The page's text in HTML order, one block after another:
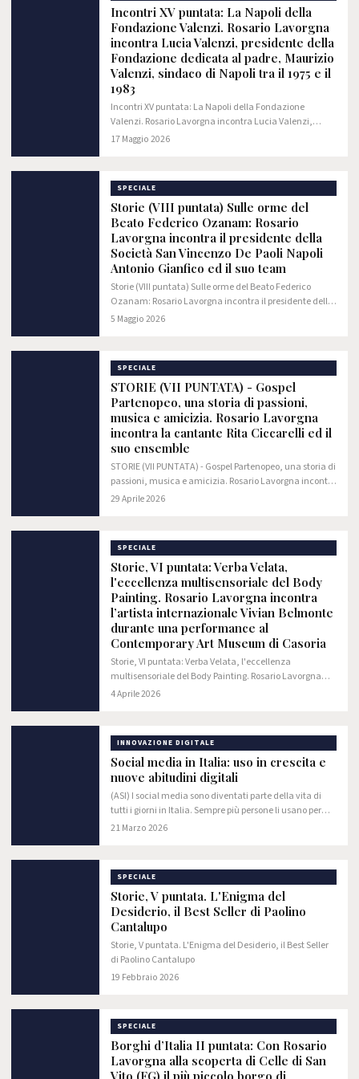
Incontri XV puntata: La Napoli della
Fondazione Valenzi. Rosario Lavorgna
incontra Lucia Valenzi, presidente della
Fondazione dedicata al padre, Maurizio
Valenzi, sindaco di Napoli tra il 1975 e il
1983
Incontri XV puntata: La Napoli della Fondazione
Valenzi. Rosario Lavorgna incontra Lucia Valenzi,
presidente della Fondazione dedicata al padre,
17 Maggio 2026
SPECIALE
Storie (VIII puntata) Sulle orme del
Beato Federico Ozanam: Rosario
Lavorgna incontra il presidente della
Società San Vincenzo De Paoli Napoli
Antonio Gianfico ed il suo team
Storie (VIII puntata) Sulle orme del Beato Federico
Ozanam: Rosario Lavorgna incontra il presidente della
Società San Vincenzo De Paoli Napoli Antonio Gianfico
5 Maggio 2026
SPECIALE
STORIE (VII PUNTATA) - Gospel
Partenopeo, una storia di passioni,
musica e amicizia. Rosario Lavorgna
incontra la cantante Rita Ciccarelli ed il
suo ensemble
STORIE (VII PUNTATA) - Gospel Partenopeo, una storia di
passioni, musica e amicizia. Rosario Lavorgna incontra
la cantante Rita Ciccarelli ed il suo ensemble
29 Aprile 2026
SPECIALE
Storie, VI puntata: Verba Velata,
l'eccellenza multisensoriale del Body
Painting. Rosario Lavorgna incontra
l’artista internazionale Vivian Belmonte
durante una performance al
Contemporary Art Museum di Casoria
Storie, VI puntata: Verba Velata, l'eccellenza
multisensoriale del Body Painting. Rosario Lavorgna
incontra l’artista internazionale Vivian Belmonte
4 Aprile 2026
INNOVAZIONE DIGITALE
Social media in Italia: uso in crescita e
nuove abitudini digitali
(ASI) I social media sono diventati parte della vita di
tutti i giorni in Italia. Sempre più persone li usano per
comunicare, informarsi e passare il tempo, e questo sta
21 Marzo 2026
SPECIALE
Storie, V puntata. L'Enigma del
Desiderio, il Best Seller di Paolino
Cantalupo
Storie, V puntata. L'Enigma del Desiderio, il Best Seller
di Paolino Cantalupo
19 Febbraio 2026
SPECIALE
Borghi d’Italia II puntata: Con Rosario
Lavorgna alla scoperta di Celle di San
Vito (FG) il più piccolo borgo di